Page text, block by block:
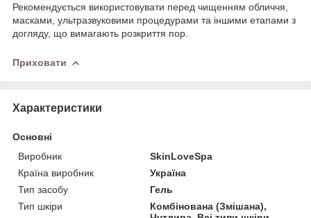
Рекомендується використовувати перед чищенням обличчя,
масками, ультразвуковими процедурами та іншими етапами з
догляду, що вимагають розкриття пор.
Приховати
Характеристики
Основні
Виробник
SkinLoveSpa
Країна виробник
Україна
Тип засобу
Гель
Тип шкіри
Комбінована (Змішана),